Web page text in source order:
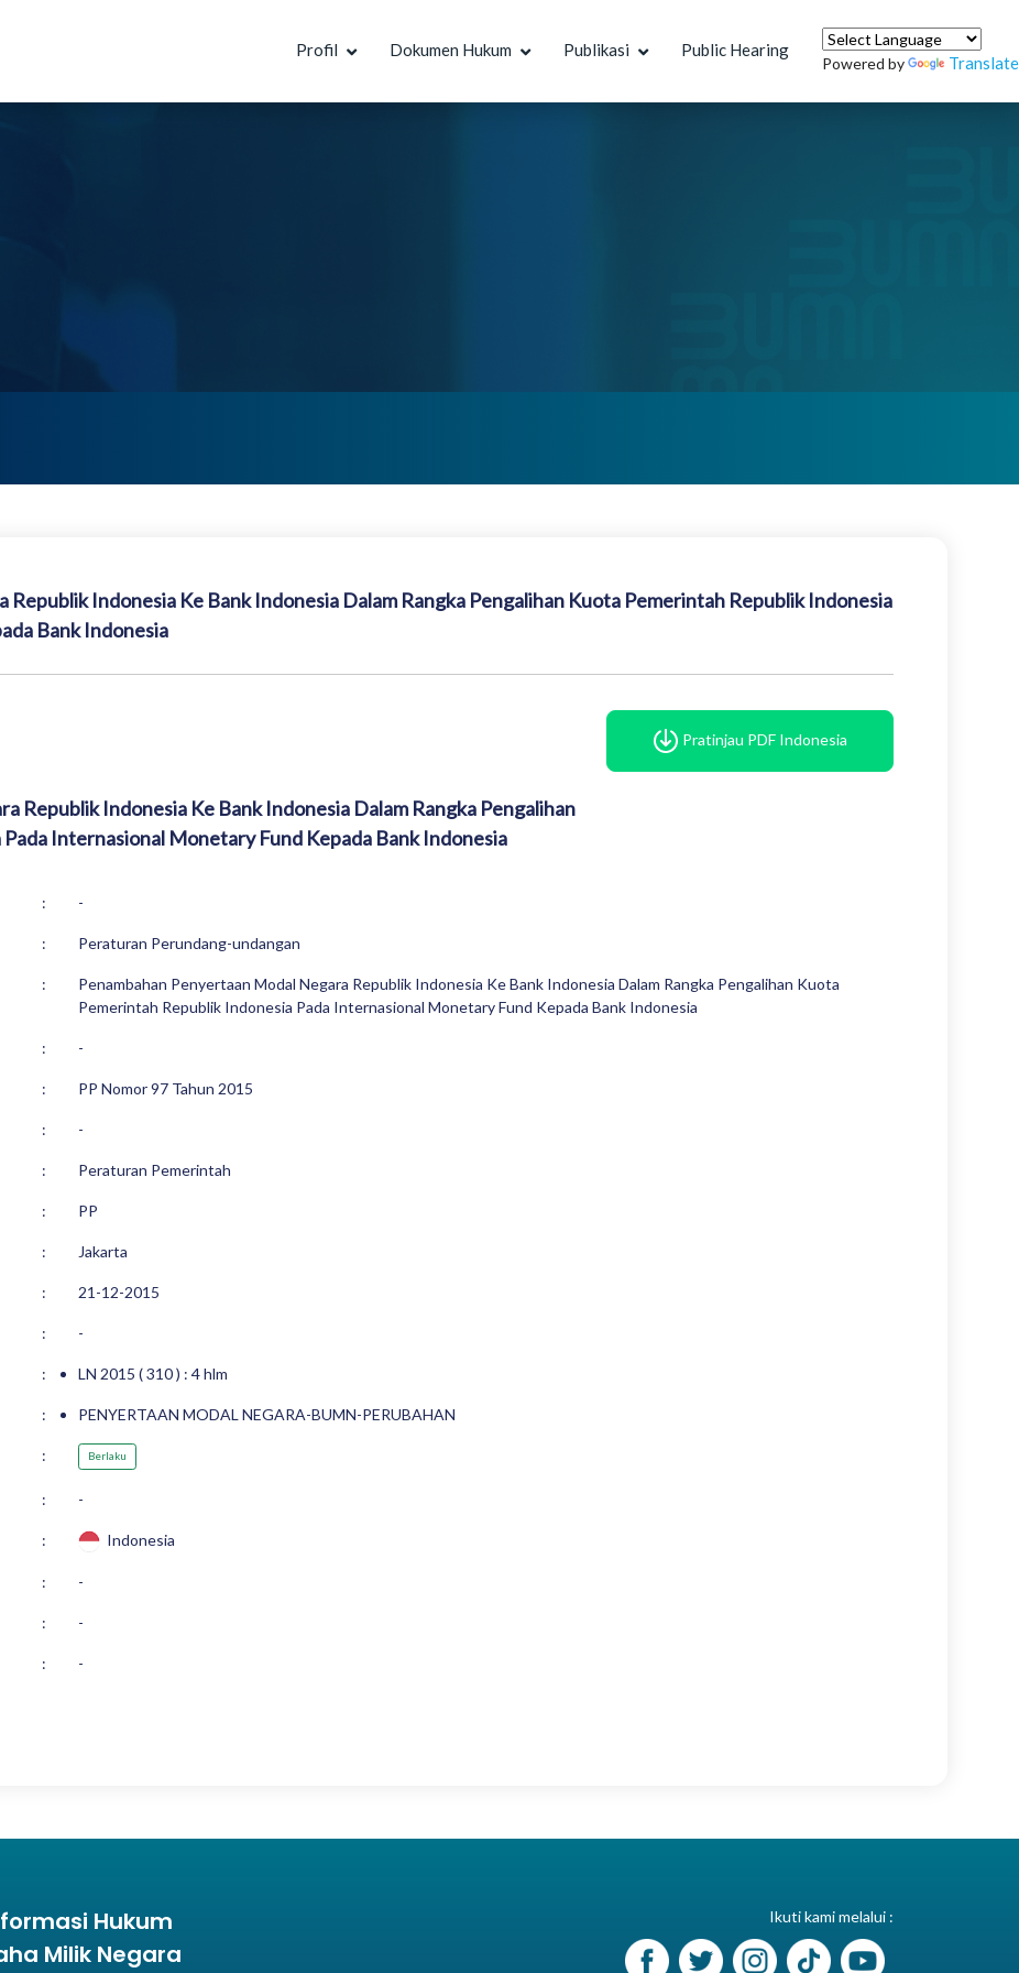
Profil Dokumen Hukum Publikasi Public Hearing
Powered by Translate
Indonesia Ke Bank Indonesia Dalam Rangka Pengalihan Kuota Pemerintah Republik Indonesia
Bank Indonesia
Republik Indonesia Ke Bank Indonesia Dalam Rangka Pengalihan
Internasional Monetary Fund Kepada Bank Indonesia
Pratinjau PDF Indonesia
: -
: Peraturan Perundang-undangan
:
Penambahan Penyertaan Modal Negara Republik Indonesia Ke Bank Indonesia Dalam Rangka Pengalihan Kuota
Pemerintah Republik Indonesia Pada Internasional Monetary Fund Kepada Bank Indonesia
: -
: PP Nomor 97 Tahun 2015
: -
: Peraturan Pemerintah
: PP
: Jakarta
: 21-12-2015
: -
: LN 2015 ( 310 ) : 4 hlm
: PENYERTAAN MODAL NEGARA-BUMN-PERUBAHAN
: Berlaku
: -
: Indonesia
: -
: -
: -
Hukum
Milik Negara
Ikuti kami melalui :